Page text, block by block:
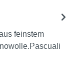
feinstem